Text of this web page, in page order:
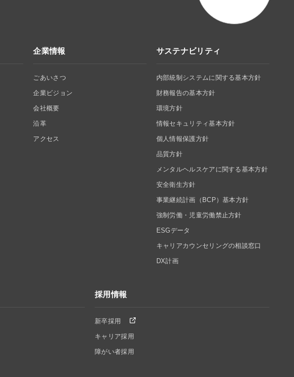
企業情報
ごあいさつ
企業ビジョン
会社概要
沿革
アクセス
サステナビリティ
内部統制システムに関する基本方針
財務報告の基本方針
環境方針
情報セキュリティ基本方針
個人情報保護方針
品質方針
メンタルヘルスケアに関する基本方針
安全衛生方針
事業継続計画（BCP）基本方針
強制労働・児童労働禁止方針
ESGデータ
キャリアカウンセリングの相談窓口
DX計画
採用情報
新卒採用
キャリア採用
障がい者採用